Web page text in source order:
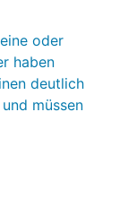
oder
haben
deutlich
müssen